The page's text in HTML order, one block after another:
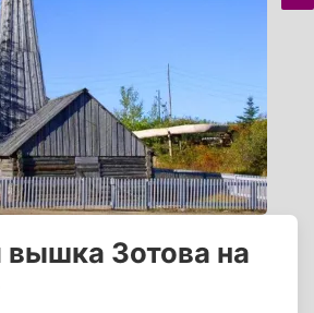
вышка Зотова на